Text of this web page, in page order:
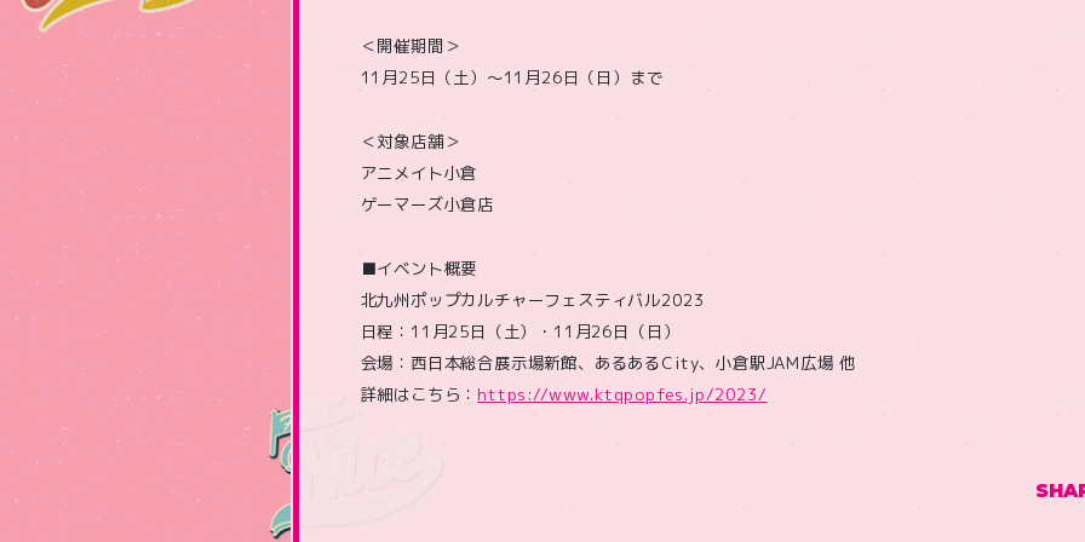
＜開催期間＞
11月25日（土）～11月26日（日）まで
＜対象店舗＞
アニメイト小倉
ゲーマーズ小倉店
■イベント概要
北九州ポップカルチャーフェスティバル2023
日程：11月25日（土）・11月26日（日）
会場：西日本総合展示場新館、あるあるCity、小倉駅JAM広場 他
詳細はこちら： https://www.ktqpopfes.jp/2023/